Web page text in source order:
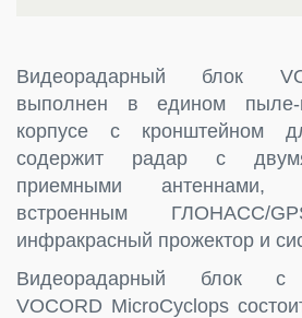
Видеорадарный блок
выполнен в едином пыле-
корпусе с кронштейном
содержит радар с
приемными антеннами,
встроенным ГЛОНАСС/
инфракрасный прожектор и
Видеорадарный блок с
VOCORD MicroCyclops